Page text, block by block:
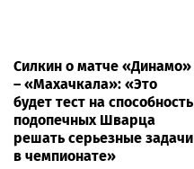
Силкин о матче «Динамо»
– «Махачкала»: «Это
будет тест на способность
подопечных Шварца
решать серьезные задачи
в чемпионате»